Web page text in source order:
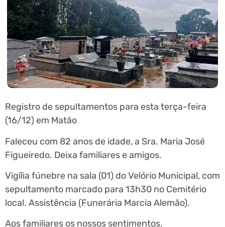
Registro de sepultamentos para esta terça-feira
(16/12) em Matão
Faleceu com 82 anos de idade, a Sra. Maria José
Figueiredo. Deixa familiares e amigos.
Vigília fúnebre na sala (01) do Velório Municipal, com
sepultamento marcado para 13h30 no Cemitério
local. Assistência (Funerária Marcia Alemão).
Aos familiares os nossos sentimentos.